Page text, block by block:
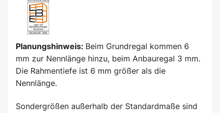
Planungshinweis: Beim Grundregal kommen 6
mm zur Nennlänge hinzu, beim Anbauregal 3 mm.
Die Rahmentiefe ist 6 mm größer als die
Nennlänge.
Sondergrößen außerhalb der Standardmaße sind